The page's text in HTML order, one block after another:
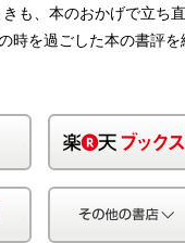
も、本のおかげで立ち直
時を過ごした本の書評を
honto
カーリル